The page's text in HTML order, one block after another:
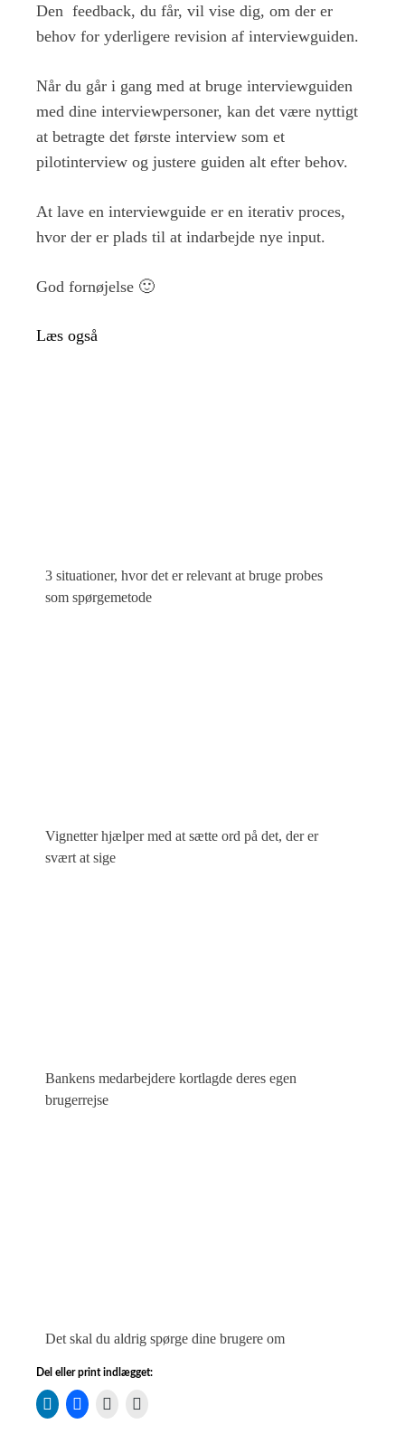
Den feedback, du får, vil vise dig, om der er
behov for yderligere revision af interviewguiden.
Når du går i gang med at bruge interviewguiden
med dine interviewpersoner, kan det være nyttigt
at betragte det første interview som et
pilotinterview og justere guiden alt efter behov.
At lave en interviewguide er en iterativ proces,
hvor der er plads til at indarbejde nye input.
God fornøjelse 🙂
Læs også
3 situationer, hvor det er relevant at bruge probes
som spørgemetode
Vignetter hjælper med at sætte ord på det, der er
svært at sige
Bankens medarbejdere kortlagde deres egen
brugerrejse
Det skal du aldrig spørge dine brugere om
Del eller print indlægget: